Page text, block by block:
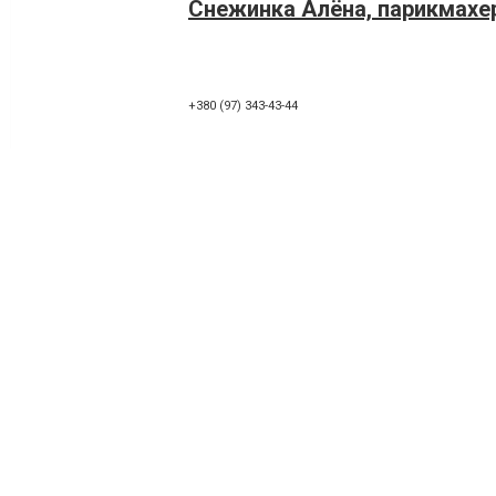
Снежинка Алёна,
+380 (97) 343-43-44